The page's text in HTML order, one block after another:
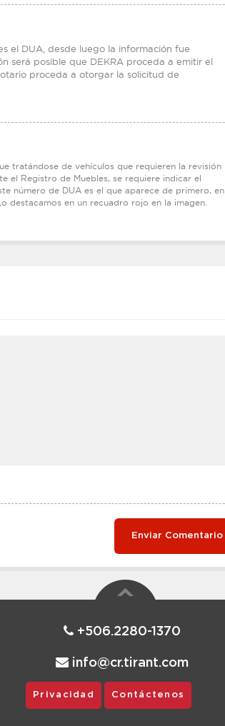
el DUA, desde luego la información fue
será posible que DEKRA proceda a emitir el
proceda a otorgar la solicitud de
tratándose de vehículos que requieren la revisión
el Registro de Muebles, se requiere indicar el
número de DUA es el que aparece de primero, en
destacamos en un recuadro rojo en la imagen.
+506.2280-1370
info@cr.tirant.com
Privacidad Contáctenos